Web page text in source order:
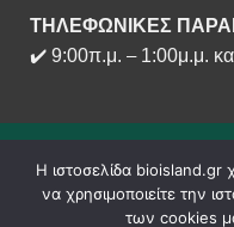
ΤΗΛΕΦΩΝΙΚΕΣ
✔️ 9:00π.μ. –1:00μ.μ.
Η ιστοσελίδα bioisland.gr
να χρησιμοποιείτε την
των cookies